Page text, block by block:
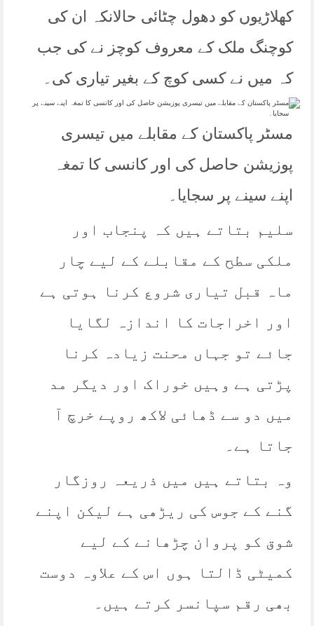
کھلاڑیوں کو دھول چٹائی حالانکہ ان کی
کوچنگ ملک کے معروف کوچز نے کی جب
کہ میں نے کسی کوچ کے بغیر تیاری کی۔
مسٹر پاکستان کے مقابلے میں تیسری
پوزیشن حاصل کی اور کانسی کا تمغہ
اپنے سینے پر سجایا۔
سلیم بتاتے ہیں کہ پنجاب اور
ملکی سطح کے مقابلے کے لیے چار
ماہ قبل تیاری شروع کرنا ہوتی ہے
اور اخراجات کا اندازہ لگایا
جائے تو جہاں محنت زیادہ کرنا
پڑتی ہے وہیں خوراک اور دیگر مد
میں دو سے ڈھائی لاکھ روپے خرچ آ
جاتا ہے۔
وہ بتاتے ہیں میں ذریعہ روزگار
گنے کے جوس کی ریڑھی ہے لیکن اپنے
شوق کو پروان چڑھانے کے لیے
کمیٹی ڈالتا ہوں اس کے علاوہ دوست
بھی رقم سپانسر کرتے ہیں۔